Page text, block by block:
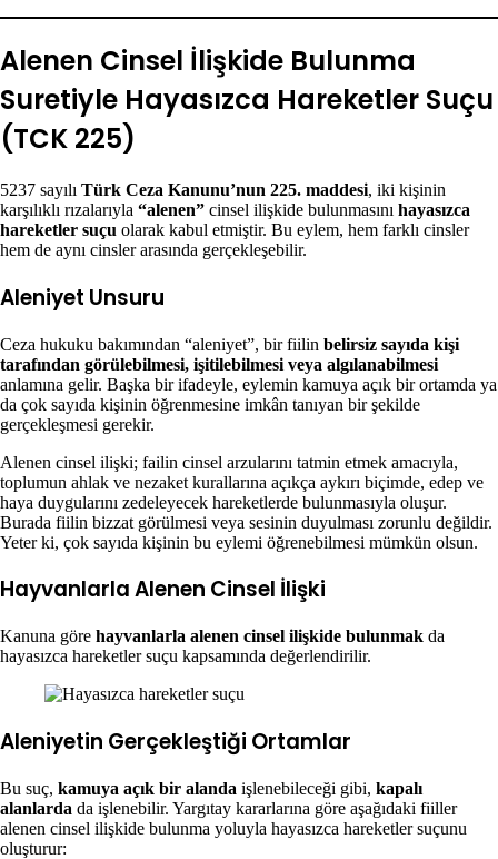
Alenen Cinsel İlişkide Bulunma
Suretiyle Hayasızca Hareketler Suçu
(TCK 225)
5237 sayılı Türk Ceza Kanunu’nun 225. maddesi, iki kişinin
karşılıklı rızalarıyla “alenen” cinsel ilişkide bulunmasını hayasızca
hareketler suçu olarak kabul etmiştir. Bu eylem, hem farklı cinsler
hem de aynı cinsler arasında gerçekleşebilir.
Aleniyet Unsuru
Ceza hukuku bakımından “aleniyet”, bir fiilin belirsiz sayıda kişi
tarafından görülebilmesi, işitilebilmesi veya algılanabilmesi
anlamına gelir. Başka bir ifadeyle, eylemin kamuya açık bir ortamda ya
da çok sayıda kişinin öğrenmesine imkân tanıyan bir şekilde
gerçekleşmesi gerekir.
Alenen cinsel ilişki; failin cinsel arzularını tatmin etmek amacıyla,
toplumun ahlak ve nezaket kurallarına açıkça aykırı biçimde, edep ve
haya duygularını zedeleyecek hareketlerde bulunmasıyla oluşur.
Burada fiilin bizzat görülmesi veya sesinin duyulması zorunlu değildir.
Yeter ki, çok sayıda kişinin bu eylemi öğrenebilmesi mümkün olsun.
Hayvanlarla Alenen Cinsel İlişki
Kanuna göre hayvanlarla alenen cinsel ilişkide bulunmak da
hayasızca hareketler suçu kapsamında değerlendirilir.
Aleniyetin Gerçekleştiği Ortamlar
Bu suç, kamuya açık bir alanda işlenebileceği gibi, kapalı
alanlarda da işlenebilir. Yargıtay kararlarına göre aşağıdaki fiiller
alenen cinsel ilişkide bulunma yoluyla hayasızca hareketler suçunu
oluşturur: